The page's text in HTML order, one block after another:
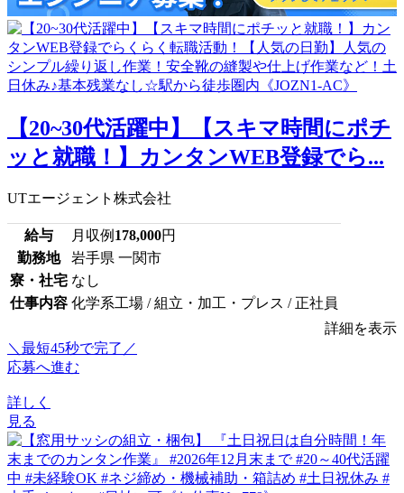
【20~30代活躍中】【スキマ時間にポチ
ッと就職！】カンタンWEB登録でら...
UTエージェント株式会社
給与 月収例 178,000円
勤務地
岩手県 一関市
寮・社宅 なし
仕事内容 化学系工場 / 組立・加工・プレス / 正社員
詳細を表示
＼最短45秒で完了／
応募へ進む
詳しく
見る